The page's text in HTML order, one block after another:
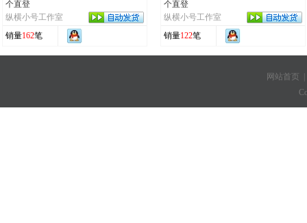
个直登
纵横小号工作室
销量162笔
个直登
纵横小号工作室
销量122笔
网站首页